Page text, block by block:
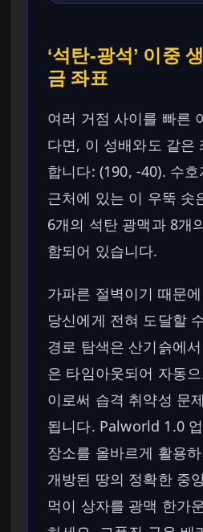
‘석탄-광석’ 이중
금 좌표
여러 거점 사이를 빠른
다면, 이 성배와도 같은
합니다: (190, -40). 수
근처에 있는 이 우뚝 솟
6개의 석탄 광맥과 8개
함되어 있습니다.
가파른 절벽이기 때문
당신에게 전혀 도달할
경로 탐색은 산기슭에
은 타임아웃되어 자동
이로써 습격 취약성 문
됩니다. Palworld 1.0
장소를 올바르게 활용
개방된 땅의 정확한 중
먹이 상자를 광맥 한가